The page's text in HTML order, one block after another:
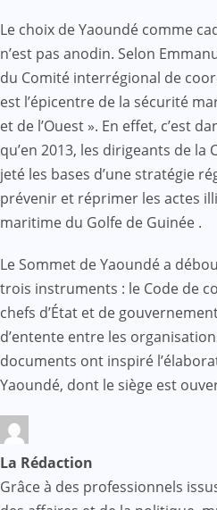
Le choix de Yaoundé comme
n’est pas anodin. Selon
du Comité interrégional de
est l’épicentre de la sécurité
et de l’Ouest ». En effet, c’est
qu’en 2013, les dirigeants de la
jeté les bases d’une stratégie
prévenir et réprimer les actes
maritime du Golfe de Guinée .
Le Sommet de Yaoundé a
trois instruments : le Code de
chefs d’État et de
d’entente entre les
documents ont inspiré
Yaoundé, dont le siège est
La Rédaction
Grâce à des professionnels